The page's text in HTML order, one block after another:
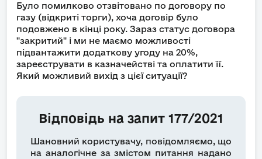
Було помилково отзвітовано по договору по
газу (відкриті торги), хоча договір було
подовжено в кінці року. Зараз статус договора
"закритий" і ми не маємо можливості
підвантажити додаткову угоду на 20%,
зареєструвати в казначействі та оплатити її.
Який можливий вихід з цієї ситуації?
Відповідь на запит 177/2021
Шановний користувачу, повідомляємо, що
на аналогічне за змістом питання надано